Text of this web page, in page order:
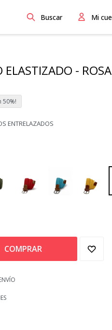
ELASTIZADO - ROSA
50
ENTRELAZADOS
COMPRAR